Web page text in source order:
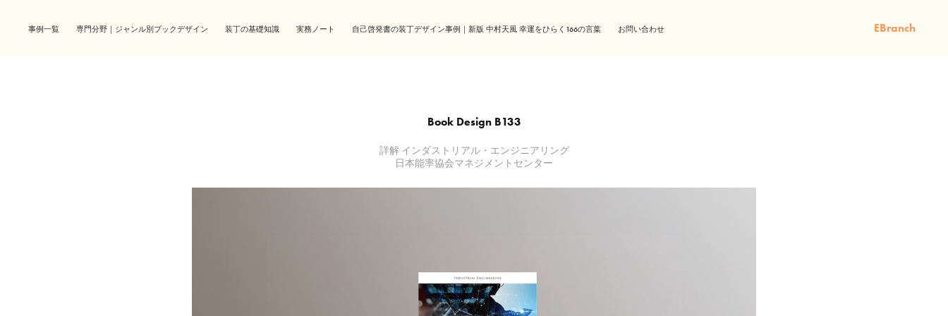
事例一覧 専門分野｜ジャンル別ブックデザイン 装丁の基礎知識 実務ノート 自己啓発書の装丁デザイン事例｜新版 中村天風 幸運をひらく166の言葉 お問い合わせ EBranch
Book Design B133
詳解 インダストリアル・エンジニアリング
日本能率協会マネジメントセンター